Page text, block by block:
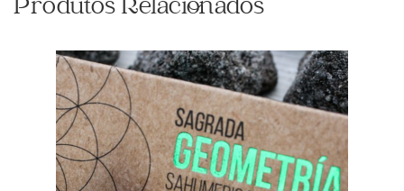
Produtos Relacionados